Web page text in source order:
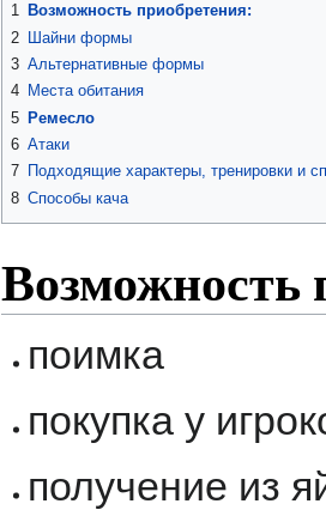
1 Возможность приобретения:
2
Шайни формы
3 Альтернативные формы
4 Места обитания
5 Ремесло
6 Атаки
7 Подходящие характеры, тренировки и
8 Способы кача
Возможность
поимка
покупка у
получение из